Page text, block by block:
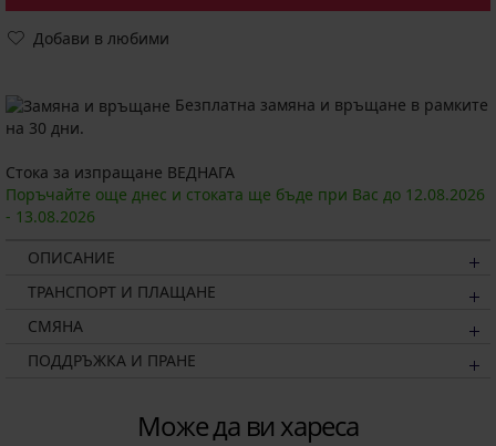
Добави в любими
Безплатна замяна и връщане в рамките
на 30 дни.
Стока за изпращане ВЕДНАГА
Поръчайте още днес и стоката ще бъде при Вас до 12.08.2026
- 13.08.2026
ОПИСАНИЕ
ТРАНСПОРТ И ПЛАЩАНЕ
СМЯНА
ПОДДРЪЖКА И ПРАНЕ
Може да ви хареса